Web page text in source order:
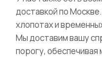
доставкой по
хлопотах и
Мы доставим вашу
порогу,